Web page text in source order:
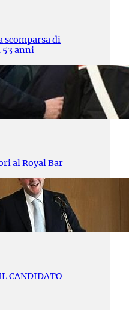
di
53 anni
al Royal Bar
CANDIDATO